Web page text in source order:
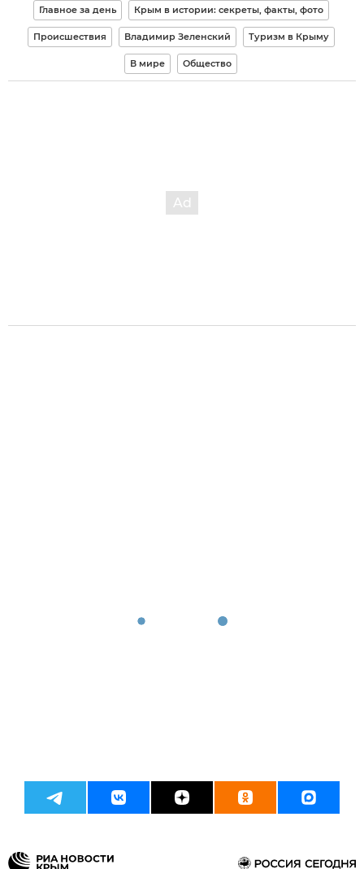
Главное за день Крым в истории: секреты, факты, фото
Происшествия Владимир Зеленский Туризм в Крыму
В мире Общество